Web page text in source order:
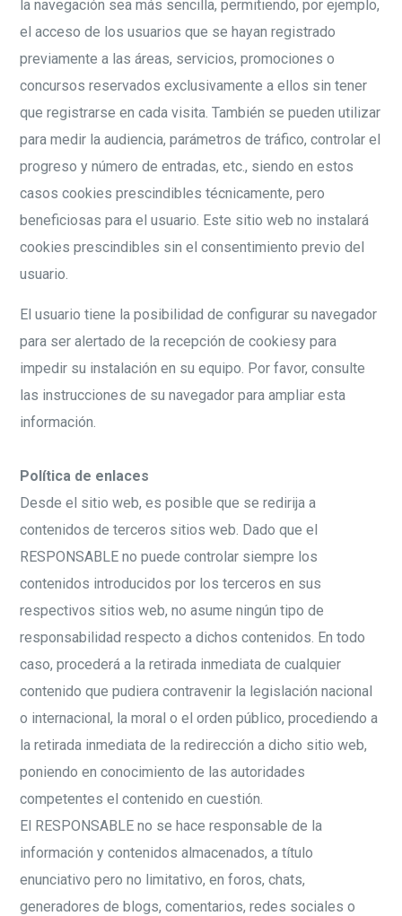
la navegación sea más sencilla, permitiendo, por ejemplo,
el acceso de los usuarios que se hayan registrado
previamente a las áreas, servicios, promociones o
concursos reservados exclusivamente a ellos sin tener
que registrarse en cada visita. También se pueden utilizar
para medir la audiencia, parámetros de tráfico, controlar el
progreso y número de entradas, etc., siendo en estos
casos cookies prescindibles técnicamente, pero
beneficiosas para el usuario. Este sitio web no instalará
cookies prescindibles sin el consentimiento previo del
usuario.
El usuario tiene la posibilidad de configurar su navegador
para ser alertado de la recepción de cookiesy para
impedir su instalación en su equipo. Por favor, consulte
las instrucciones de su navegador para ampliar esta
información.
Política de enlaces
Desde el sitio web, es posible que se redirija a
contenidos de terceros sitios web. Dado que el
RESPONSABLE no puede controlar siempre los
contenidos introducidos por los terceros en sus
respectivos sitios web, no asume ningún tipo de
responsabilidad respecto a dichos contenidos. En todo
caso, procederá a la retirada inmediata de cualquier
contenido que pudiera contravenir la legislación nacional
o internacional, la moral o el orden público, procediendo a
la retirada inmediata de la redirección a dicho sitio web,
poniendo en conocimiento de las autoridades
competentes el contenido en cuestión.
El RESPONSABLE no se hace responsable de la
información y contenidos almacenados, a título
enunciativo pero no limitativo, en foros, chats,
generadores de blogs, comentarios, redes sociales o